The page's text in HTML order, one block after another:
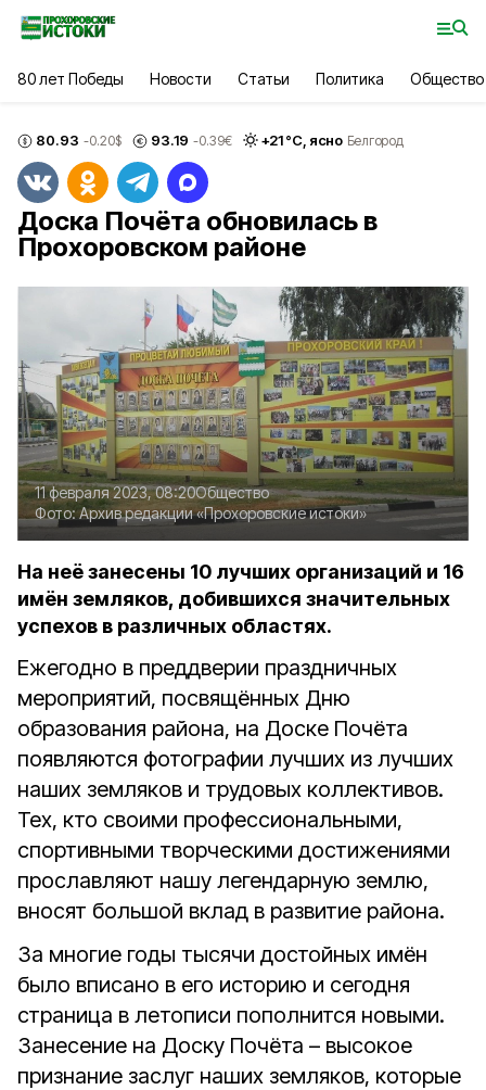
80 лет Победы Новости Статьи Политика Общество
80.93 -0.20$ 93.19 -0.39€ +21°С, ясно Белгород
Доска Почёта обновилась в
Прохоровском районе
11 февраля 2023, 08:20Общество
Фото:Архив редакции «Прохоровские истоки»
На неё занесены 10 лучших организаций и 16
имён земляков, добившихся значительных
успехов в различных областях.
Ежегодно в преддверии праздничных
мероприятий, посвящённых Дню
образования района, на Доске Почёта
появляются фотографии лучших из лучших
наших земляков и трудовых коллективов.
Тех, кто своими профессиональными,
спортивными творческими достижениями
прославляют нашу легендарную землю,
вносят большой вклад в развитие района.
За многие годы тысячи достойных имён
было вписано в его историю и сегодня
страница в летописи пополнится новыми.
Занесение на Доску Почёта – высокое
признание заслуг наших земляков, которые